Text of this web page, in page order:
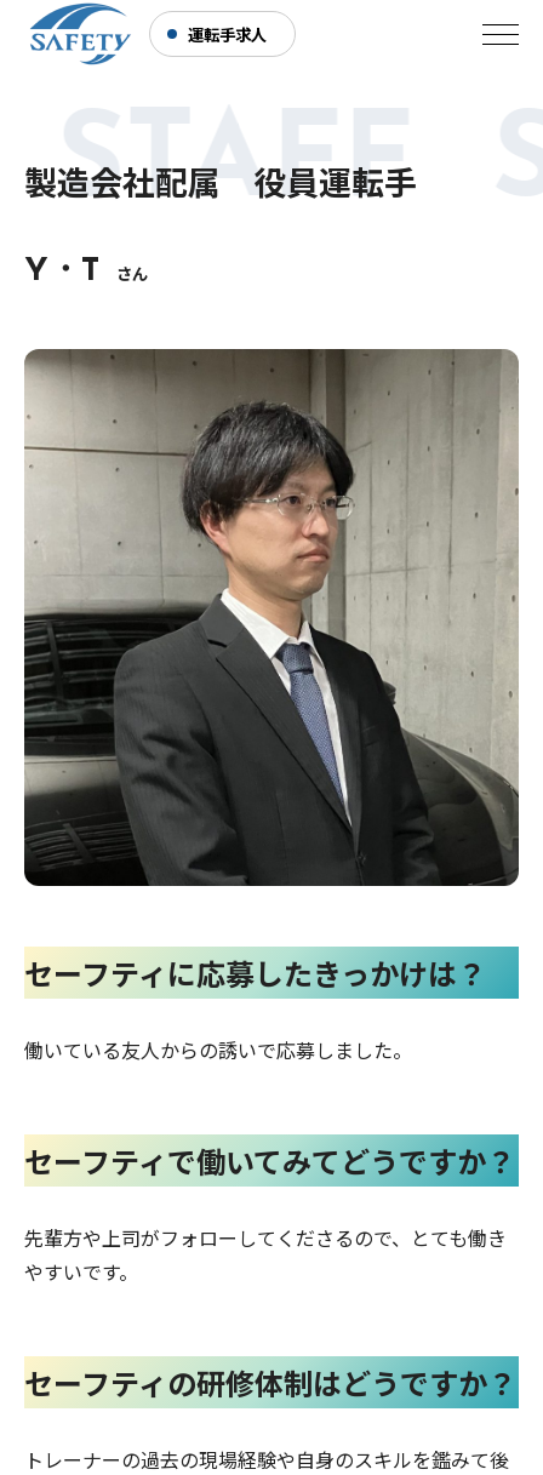
運転手求人
製造会社配属 役員運転手
Y・T さん
セーフティに応募したきっかけは？
働いている友人からの誘いで応募しました。
セーフティで働いてみてどうですか？
先輩方や上司がフォローしてくださるので、とても働き
やすいです。
セーフティの研修体制はどうですか？
トレーナーの過去の現場経験や自身のスキルを鑑みて後